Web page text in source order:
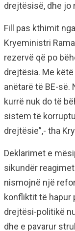
drejtësisë, dhe jo
Fill pas kthimit
Kryeministri
rezervë që po
drejtësia. Me
anëtarë të BE-së.
kurrë nuk do të
sistem të
drejtësie”,- tha
Deklarimet e
sikundër
nismojnë një
konfliktit të hapur
drejtësi-politikë
dhe e pavarur